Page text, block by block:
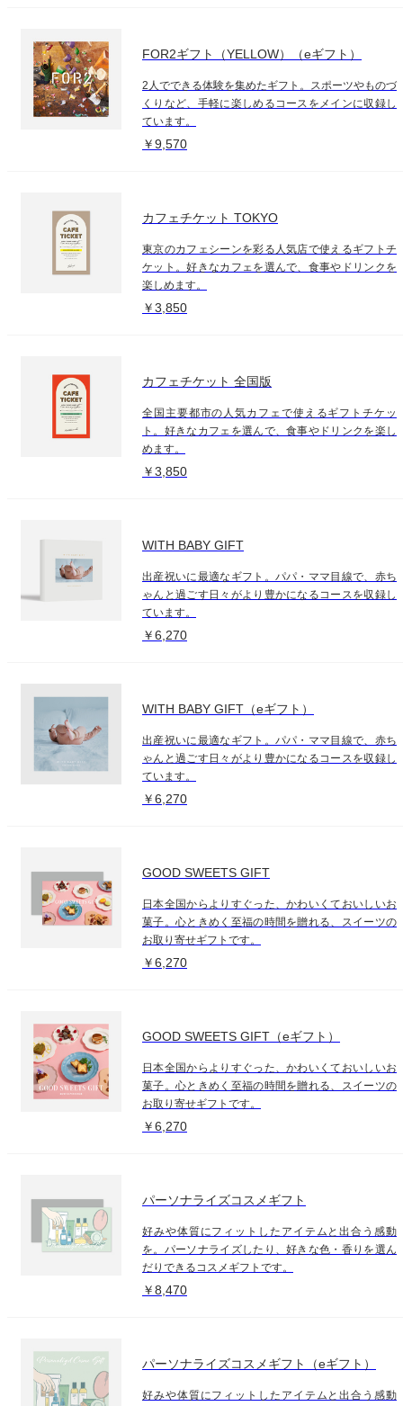
FOR2ギフト（YELLOW）（eギフト）
2人でできる体験を集めたギフト。スポーツやものづ
くりなど、手軽に楽しめるコースをメインに収録し
ています。
￥9,570
カフェチケット TOKYO
東京のカフェシーンを彩る人気店で使えるギフトチ
ケット。好きなカフェを選んで、食事やドリンクを
楽しめます。
￥3,850
カフェチケット 全国版
全国主要都市の人気カフェで使えるギフトチケッ
ト。好きなカフェを選んで、食事やドリンクを楽し
めます。
￥3,850
WITH BABY GIFT
出産祝いに最適なギフト。パパ・ママ目線で、赤ち
ゃんと過ごす日々がより豊かになるコースを収録し
ています。
￥6,270
WITH BABY GIFT（eギフト）
出産祝いに最適なギフト。パパ・ママ目線で、赤ち
ゃんと過ごす日々がより豊かになるコースを収録し
ています。
￥6,270
GOOD SWEETS GIFT
日本全国からよりすぐった、かわいくておいしいお
菓子。心ときめく至福の時間を贈れる、スイーツの
お取り寄せギフトです。
￥6,270
GOOD SWEETS GIFT（eギフト）
日本全国からよりすぐった、かわいくておいしいお
菓子。心ときめく至福の時間を贈れる、スイーツの
お取り寄せギフトです。
￥6,270
パーソナライズコスメギフト
好みや体質にフィットしたアイテムと出合う感動
を。パーソナライズしたり、好きな色・香りを選ん
だりできるコスメギフトです。
￥8,470
パーソナライズコスメギフト（eギフト）
好みや体質にフィットしたアイテムと出合う感動